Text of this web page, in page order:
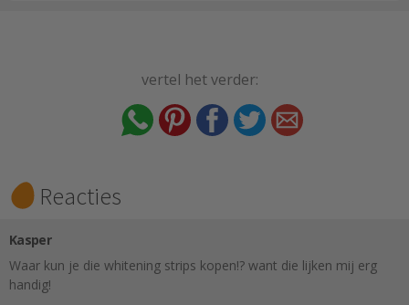
vertel het verder:
Reacties
Kasper
Waar kun je die whitening strips kopen!? want die lijken mij erg
handig!